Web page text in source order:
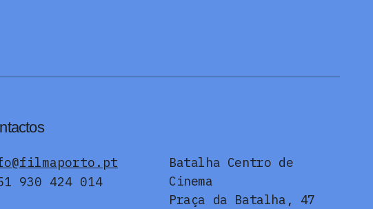
930 424 014
Batalha Centro de
Cinema
Praça da Batalha, 47